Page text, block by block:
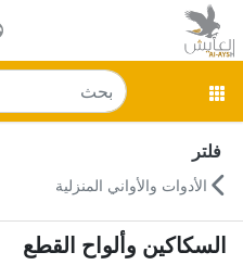
فلتر
الأدوات والأواني المنزلية
السكاكين وألواح القطع